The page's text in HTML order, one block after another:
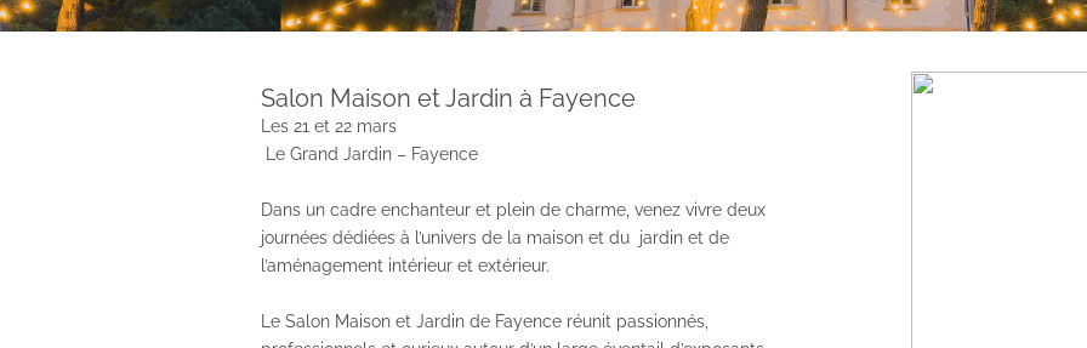
Salon Maison et Jardin à Fayence
Les 21 et 22 mars
Le Grand Jardin – Fayence
Dans un cadre enchanteur et plein de charme, venez vivre deux
journées dédiées à l’univers de la maison et du jardin et de
l’aménagement intérieur et extérieur.
Le Salon Maison et Jardin de Fayence réunit passionnés,